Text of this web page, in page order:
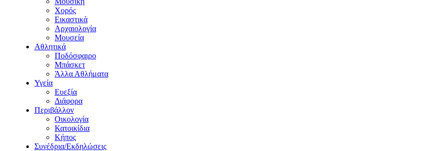
Χορός
Εικαστικά
Αρχαιολογία
Μουσεία
Αθλητικά
Ποδόσφαιρο
Μπάσκετ
Άλλα Αθλήματα
Υγεία
Ευεξία
Διάφορα
Περιβάλλον
Οικολογία
Κατοικίδια
Κήπος
Συνέδρια/Εκδηλώσεις